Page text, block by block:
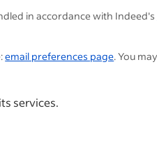
in accordance with Indeed's
email preferences page. You
services.